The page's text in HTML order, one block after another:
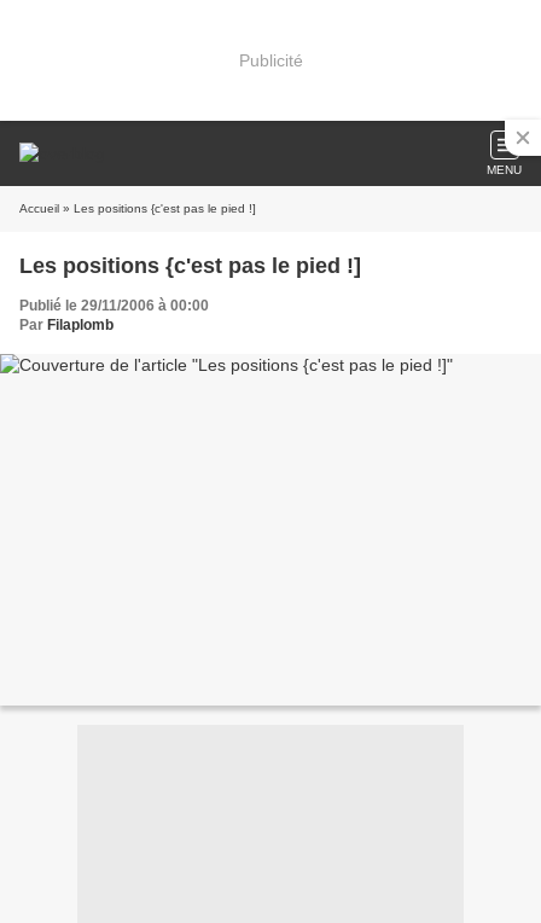
Publicité
MENU
Accueil » Les positions {c'est pas le pied !]
Les positions {c'est pas le pied !]
Publié le 29/11/2006 à 00:00
Par Filaplomb